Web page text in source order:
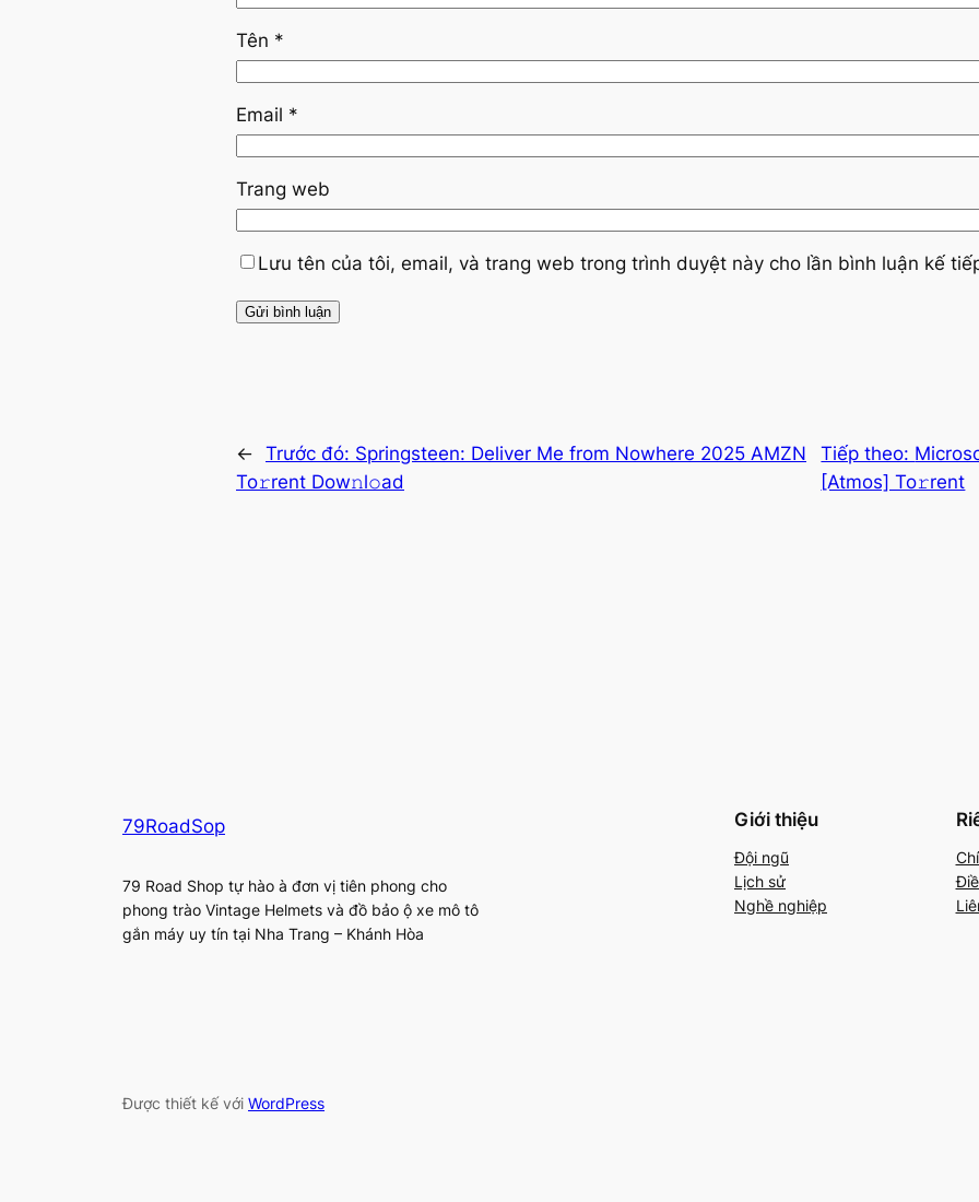
Tên *
Email *
Trang web
Lưu tên của tôi, email, và trang web trong trình duyệt này cho lần bình luận kế
← Trước đó: Springsteen: Deliver Me from Nowhere 2025 AMZN
To𝚛rent Dow𝚗l𝚘ad
Tiếp theo:
[Atmos] To𝚛rent
79RoadSop
79 Road Shop tự hào à đơn vị tiên phong cho
phong trào Vintage Helmets và đồ bảo ộ xe mô tô
gắn máy uy tín tại Nha Trang – Khánh Hòa
Giới thiệu
Đội ngũ
Lịch sử
Nghề nghiệp
Được thiết kế với WordPress